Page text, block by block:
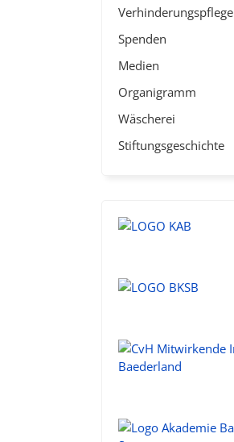
Verhinderungspflege
Spenden
Medien
Organigramm
Wäscherei
Stiftungsgeschichte